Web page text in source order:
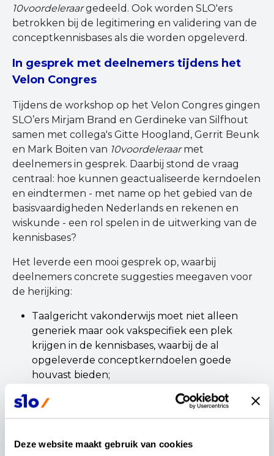
Deze website maakt gebruik van cookies
10voordeleraargedeeld. Ook worden SLO'ers
betrokken bij de legitimering en validering van de
conceptkennisbases als die worden opgeleverd.
In gesprek met deelnemers tijdens het
Velon Congres
Tijdens de workshop op het Velon Congres gingen
SLO’ers Mirjam Brand en Gerdineke van Silfhout
samen met collega's Gitte Hoogland, Gerrit Beunk
en Mark Boiten van 10voordeleraarmet
deelnemers in gesprek. Daarbij stond de vraag
centraal: hoe kunnen geactualiseerde kerndoelen
en eindtermen - met name op het gebied van de
basisvaardigheden Nederlands en rekenen en
wiskunde - een rol spelen in de uitwerking van de
kennisbases?
Het leverde een mooi gesprek op, waarbij
deelnemers concrete suggesties meegaven voor
de herijking:
Taalgericht vakonderwijs moet niet alleen
generiek maar ook vakspecifiek een plek
krijgen in de kennisbases, waarbij de al
opgeleverde conceptkerndoelen goede
houvast bieden;
leraar in opleiding alles individueel moet
kennen en kunnen, terwijl in de praktijk juist
team verantwoordelijkheden worden belegd.